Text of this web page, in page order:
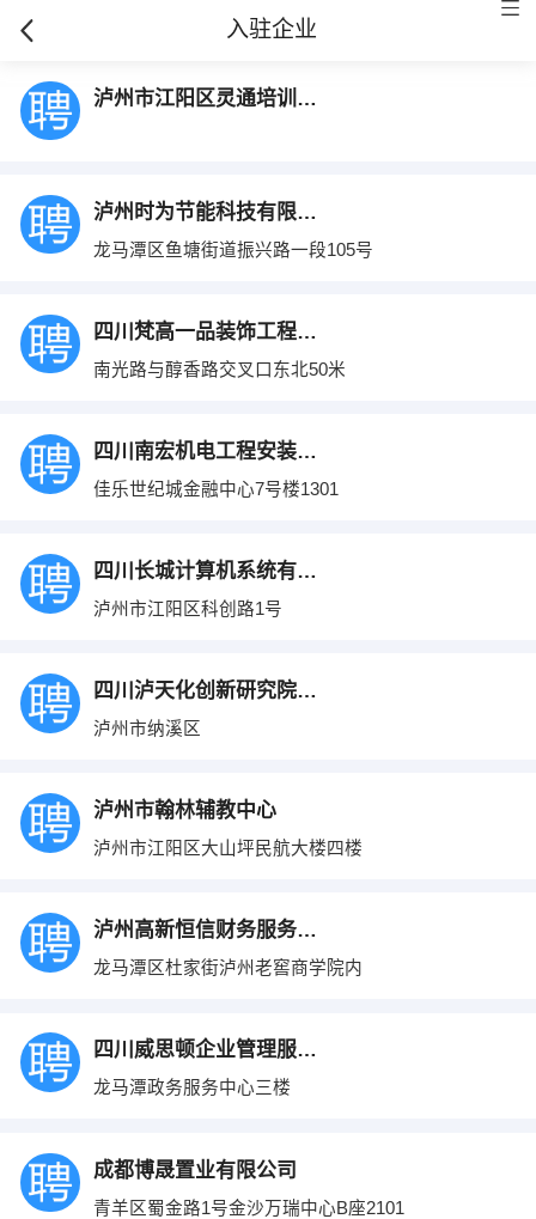
入驻企业
泸州市江阳区灵通培训学校
泸州时为节能科技有限公司
龙马潭区鱼塘街道振兴路一段105号
四川梵高一品装饰工程有限公司
南光路与醇香路交叉口东北50米
四川南宏机电工程安装有限公司
佳乐世纪城金融中心7号楼1301
四川长城计算机系统有限公司
泸州市江阳区科创路1号
四川泸天化创新研究院有限公司
泸州市纳溪区
泸州市翰林辅教中心
泸州市江阳区大山坪民航大楼四楼
泸州高新恒信财务服务有限公司
龙马潭区杜家街泸州老窖商学院内
四川威思顿企业管理服务有限公司
龙马潭政务服务中心三楼
成都博晟置业有限公司
青羊区蜀金路1号金沙万瑞中心B座2101